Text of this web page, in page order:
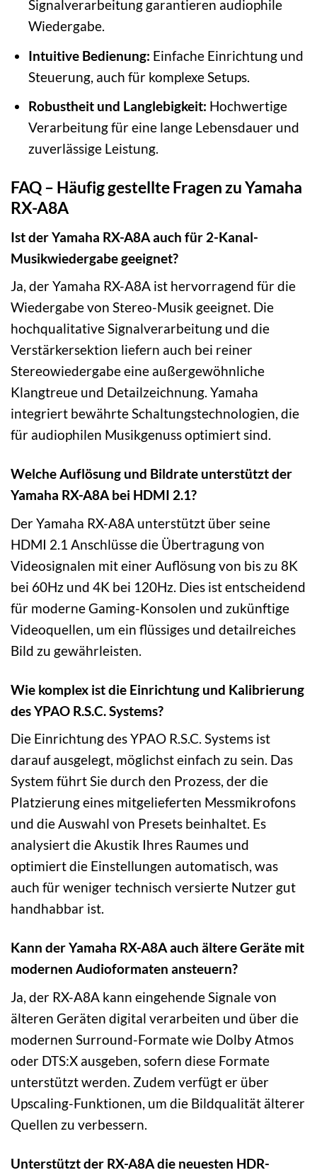
Signalverarbeitung garantieren audiophile
Wiedergabe.
Intuitive Bedienung: Einfache Einrichtung und
Steuerung, auch für komplexe Setups.
Robustheit und Langlebigkeit: Hochwertige
Verarbeitung für eine lange Lebensdauer und
zuverlässige Leistung.
FAQ – Häufig gestellte Fragen zu Yamaha
RX-A8A
Ist der Yamaha RX-A8A auch für 2-Kanal-
Musikwiedergabe geeignet?
Ja, der Yamaha RX-A8A ist hervorragend für die
Wiedergabe von Stereo-Musik geeignet. Die
hochqualitative Signalverarbeitung und die
Verstärkersektion liefern auch bei reiner
Stereowiedergabe eine außergewöhnliche
Klangtreue und Detailzeichnung. Yamaha
integriert bewährte Schaltungstechnologien, die
für audiophilen Musikgenuss optimiert sind.
Welche Auflösung und Bildrate unterstützt der
Yamaha RX-A8A bei HDMI 2.1?
Der Yamaha RX-A8A unterstützt über seine
HDMI 2.1 Anschlüsse die Übertragung von
Videosignalen mit einer Auflösung von bis zu 8K
bei 60Hz und 4K bei 120Hz. Dies ist entscheidend
für moderne Gaming-Konsolen und zukünftige
Videoquellen, um ein flüssiges und detailreiches
Bild zu gewährleisten.
Wie komplex ist die Einrichtung und Kalibrierung
des YPAO R.S.C. Systems?
Die Einrichtung des YPAO R.S.C. Systems ist
darauf ausgelegt, möglichst einfach zu sein. Das
System führt Sie durch den Prozess, der die
Platzierung eines mitgelieferten Messmikrofons
und die Auswahl von Presets beinhaltet. Es
analysiert die Akustik Ihres Raumes und
optimiert die Einstellungen automatisch, was
auch für weniger technisch versierte Nutzer gut
handhabbar ist.
Kann der Yamaha RX-A8A auch ältere Geräte mit
modernen Audioformaten ansteuern?
Ja, der RX-A8A kann eingehende Signale von
älteren Geräten digital verarbeiten und über die
modernen Surround-Formate wie Dolby Atmos
oder DTS:X ausgeben, sofern diese Formate
unterstützt werden. Zudem verfügt er über
Upscaling-Funktionen, um die Bildqualität älterer
Quellen zu verbessern.
Unterstützt der RX-A8A die neuesten HDR-